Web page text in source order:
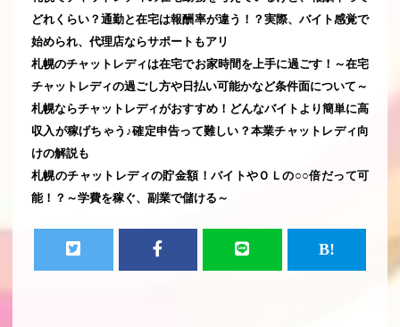
どれくらい？通勤と在宅は報酬率が違う！？実際、バイト感覚で
始められ、代理店ならサポートもアリ
札幌のチャットレディは在宅でお家時間を上手に過ごす！～在宅
チャットレディの過ごし方や日払い可能かなど条件面について～
札幌ならチャットレディがおすすめ！どんなバイトより簡単に高
収入が稼げちゃう♪確定申告って難しい？本業チャットレディ向
けの解説も
札幌のチャットレディの貯金額！バイトやＯＬの○○倍だって可
能！？～学費を稼ぐ、副業で儲ける～